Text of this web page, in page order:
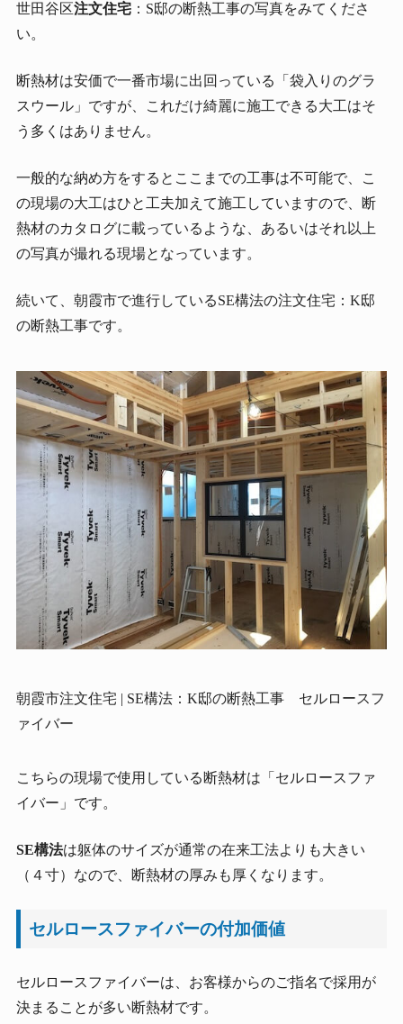
世田谷区注文住宅：S邸の断熱工事の写真をみてくださ
い。
断熱材は安価で一番市場に出回っている「袋入りのグラ
スウール」ですが、これだけ綺麗に施工できる大工はそ
う多くはありません。
一般的な納め方をするとここまでの工事は不可能で、こ
の現場の大工はひと工夫加えて施工していますので、断
熱材のカタログに載っているような、あるいはそれ以上
の写真が撮れる現場となっています。
続いて、朝霞市で進行しているSE構法の注文住宅：K邸
の断熱工事です。
朝霞市注文住宅 | SE構法：K邸の断熱工事 セルロースフ
ァイバー
こちらの現場で使用している断熱材は「セルロースファ
イバー」です。
SE構法は躯体のサイズが通常の在来工法よりも大きい
（４寸）なので、断熱材の厚みも厚くなります。
セルロースファイバーの付加価値
セルロースファイバーは、お客様からのご指名で採用が
決まることが多い断熱材です。